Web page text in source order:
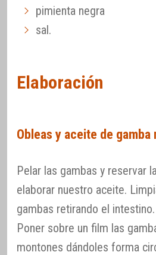
pimienta negra
sal.
Elaboración
Obleas y aceite de gamba
Pelar las gambas y reservar
elaborar nuestro aceite.
gambas retirando el intestino.
Poner sobre un film las
montones dándoles forma